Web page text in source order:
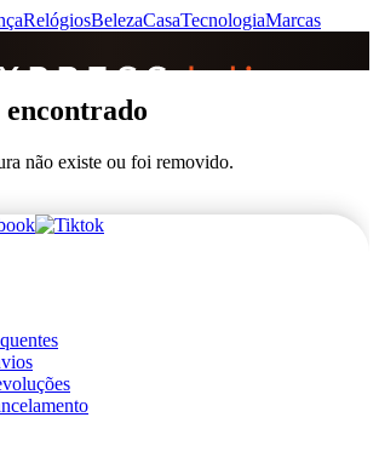
RelógiosBelezaCasaTecnologiaMarcas
não existe ou foi removido.